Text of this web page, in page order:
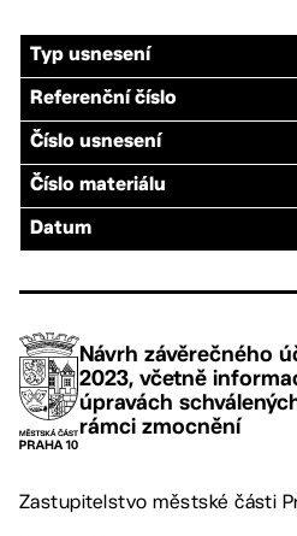
Typ usnesení
Referenční číslo
Číslo usnesení
Číslo materiálu
Datum
Návrh závěrečného
2023, včetně
úpravách
rámci zmocnění
Zastupitelstvo městské části